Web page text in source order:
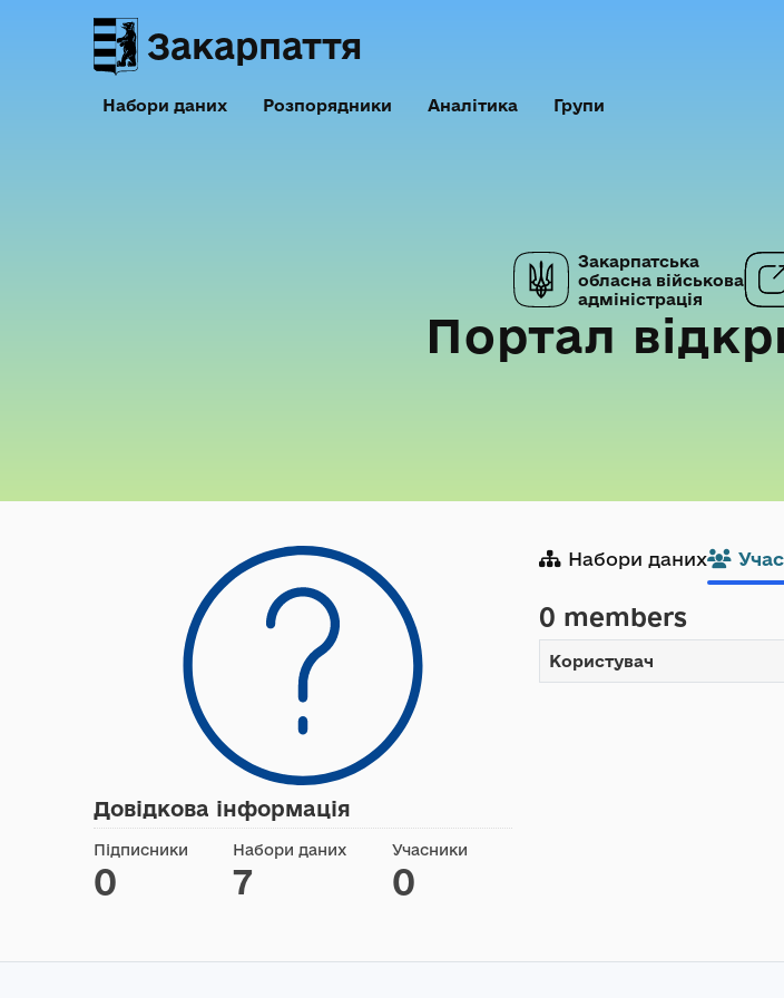
Закарпаття
Набори даних Розпорядники Аналітика Групи
Закарпатська
обласна військова
адміністрація
Портал
Довідкова інформація
Підписники
0
Набори даних
7
Учасники
0
Набори даних
0 members
Користувач